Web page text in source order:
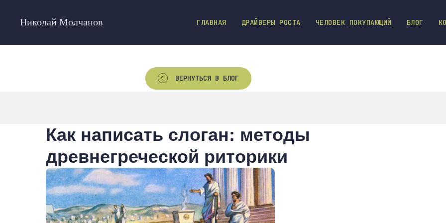
Николай Молчанов ГЛАВНАЯ ДРАЙВЕРЫ РОСТА ЧЕЛОВЕК ПОКУПАЮЩИЙ БЛОГ
ВЕРНУТЬСЯ В БЛОГ
Как написать слоган: методы
древнегреческой риторики